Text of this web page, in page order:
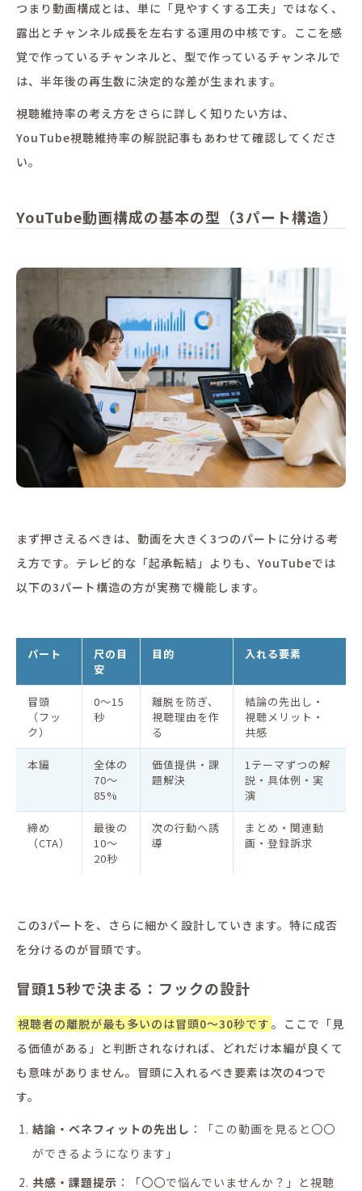
つまり動画構成とは、単に「見やすくする工夫」ではなく、
露出とチャンネル成長を左右する運用の中核です。ここを感
覚で作っているチャンネルと、型で作っているチャンネルで
は、半年後の再生数に決定的な差が生まれます。
視聴維持率の考え方をさらに詳しく知りたい方は、
YouTube視聴維持率の解説記事もあわせて確認してくださ
い。
YouTube動画構成の基本の型（3パート構造）
まず押さえるべきは、動画を大きく3つのパートに分ける考
え方です。テレビ的な「起承転結」よりも、YouTubeでは
以下の3パート構造の方が実務で機能します。
パート
尺の目
安
目的 入れる要素
冒頭
（フッ
ク）
0〜15
秒
離脱を防ぎ、
視聴理由を作
る
結論の先出し・
視聴メリット・
共感
本編
全体の
70〜
85%
価値提供・課
題解決
1テーマずつの解
説・具体例・実
演
締め
（CTA）
最後の
10〜
20秒
次の行動へ誘
導
まとめ・関連動
画・登録訴求
この3パートを、さらに細かく設計していきます。特に成否
を分けるのが冒頭です。
冒頭15秒で決まる：フックの設計
視聴者の離脱が最も多いのは冒頭0〜30秒です 。ここで「見
る価値がある」と判断されなければ、どれだけ本編が良くて
も意味がありません。冒頭に入れるべき要素は次の4つで
す。
結論・ベネフィットの先出し ：「この動画を見ると〇〇
ができるようになります」
共感・課題提示 ：「〇〇で悩んでいませんか？」と視聴